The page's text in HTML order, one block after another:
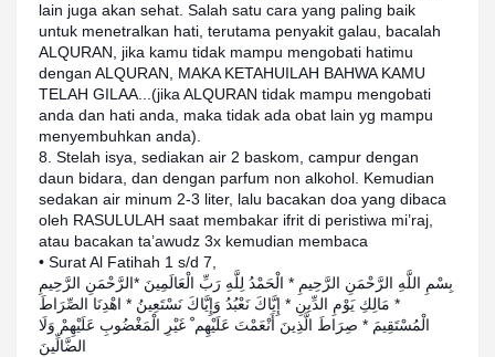
lain juga akan sehat. Salah satu cara yang paling baik
untuk menetralkan hati, terutama penyakit galau, bacalah
ALQURAN, jika kamu tidak mampu mengobati hatimu
dengan ALQURAN, MAKA KETAHUILAH BAHWA KAMU
TELAH GILAA...(jika ALQURAN tidak mampu mengobati
anda dan hati anda, maka tidak ada obat lain yg mampu
menyembuhkan anda).
8. Stelah isya, sediakan air 2 baskom, campur dengan
daun bidara, dan dengan parfum non alkohol. Kemudian
sedakan air minum 2-3 liter, lalu bacakan doa yang dibaca
oleh RASULULAH saat membakar ifrit di peristiwa mi’raj,
atau bacakan ta’awudz 3x kemudian membaca
• Surat Al Fatihah 1 s/d 7,
بِسْمِ اللَّهِ الرَّحْمَنِ الرَّحِيمِ * الْحَمْدُ لِلَّهِ رَبِّ الْعَالَمِينَ *الرَّحْمَنِ الرَّحِيمِ
* مَالِكِ يَوْمِ الدِّينِ * إِيَّاكَ نَعْبُدُ وَإِيَّاكَ نَسْتَعِينُ * اهْدِنَا الصِّرَاطَ
الْمُسْتَقِيمَ * صِرَاطَ الَّذِينَ أَنْعَمْتَ عَلَيْهِم ْ غَيْرِ الْمَغْضُوبِ عَلَيْهِمْ وَلَا
الضَّالِّينَ